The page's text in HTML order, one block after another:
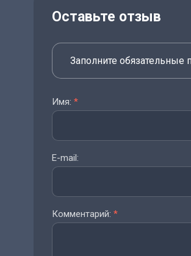
Оставьте отзыв
Заполните обязательные
Имя: *
E-mail:
Комментарий: *